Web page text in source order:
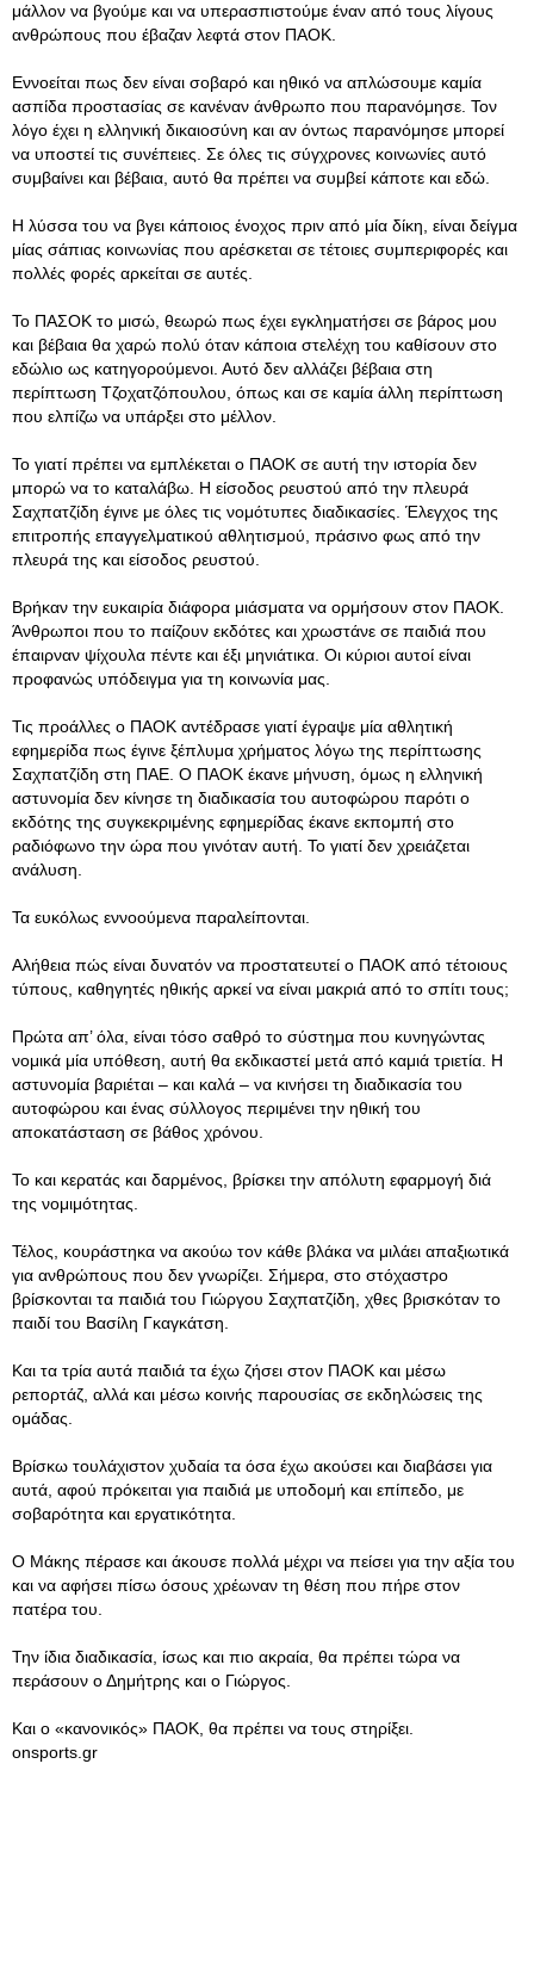
μάλλον να βγούμε και να υπερασπιστούμε έναν από τους λίγους
ανθρώπους που έβαζαν λεφτά στον ΠΑΟΚ.
Εννοείται πως δεν είναι σοβαρό και ηθικό να απλώσουμε καμία
ασπίδα προστασίας σε κανέναν άνθρωπο που παρανόμησε. Τον
λόγο έχει η ελληνική δικαιοσύνη και αν όντως παρανόμησε μπορεί
να υποστεί τις συνέπειες. Σε όλες τις σύγχρονες κοινωνίες αυτό
συμβαίνει και βέβαια, αυτό θα πρέπει να συμβεί κάποτε και εδώ.
Η λύσσα του να βγει κάποιος ένοχος πριν από μία δίκη, είναι δείγμα
μίας σάπιας κοινωνίας που αρέσκεται σε τέτοιες συμπεριφορές και
πολλές φορές αρκείται σε αυτές.
Το ΠΑΣΟΚ το μισώ, θεωρώ πως έχει εγκληματήσει σε βάρος μου
και βέβαια θα χαρώ πολύ όταν κάποια στελέχη του καθίσουν στο
εδώλιο ως κατηγορούμενοι. Αυτό δεν αλλάζει βέβαια στη
περίπτωση Τζοχατζόπουλου, όπως και σε καμία άλλη περίπτωση
που ελπίζω να υπάρξει στο μέλλον.
Το γιατί πρέπει να εμπλέκεται ο ΠΑΟΚ σε αυτή την ιστορία δεν
μπορώ να το καταλάβω. Η είσοδος ρευστού από την πλευρά
Σαχπατζίδη έγινε με όλες τις νομότυπες διαδικασίες. Έλεγχος της
επιτροπής επαγγελματικού αθλητισμού, πράσινο φως από την
πλευρά της και είσοδος ρευστού.
Βρήκαν την ευκαιρία διάφορα μιάσματα να ορμήσουν στον ΠΑΟΚ.
Άνθρωποι που το παίζουν εκδότες και χρωστάνε σε παιδιά που
έπαιρναν ψίχουλα πέντε και έξι μηνιάτικα. Οι κύριοι αυτοί είναι
προφανώς υπόδειγμα για τη κοινωνία μας.
Τις προάλλες ο ΠΑΟΚ αντέδρασε γιατί έγραψε μία αθλητική
εφημερίδα πως έγινε ξέπλυμα χρήματος λόγω της περίπτωσης
Σαχπατζίδη στη ΠΑΕ. Ο ΠΑΟΚ έκανε μήνυση, όμως η ελληνική
αστυνομία δεν κίνησε τη διαδικασία του αυτοφώρου παρότι ο
εκδότης της συγκεκριμένης εφημερίδας έκανε εκπομπή στο
ραδιόφωνο την ώρα που γινόταν αυτή. Το γιατί δεν χρειάζεται
ανάλυση.
Τα ευκόλως εννοούμενα παραλείπονται.
Αλήθεια πώς είναι δυνατόν να προστατευτεί ο ΠΑΟΚ από τέτοιους
τύπους, καθηγητές ηθικής αρκεί να είναι μακριά από το σπίτι τους;
Πρώτα απ’ όλα, είναι τόσο σαθρό το σύστημα που κυνηγώντας
νομικά μία υπόθεση, αυτή θα εκδικαστεί μετά από καμιά τριετία. Η
αστυνομία βαριέται – και καλά – να κινήσει τη διαδικασία του
αυτοφώρου και ένας σύλλογος περιμένει την ηθική του
αποκατάσταση σε βάθος χρόνου.
Το και κερατάς και δαρμένος, βρίσκει την απόλυτη εφαρμογή διά
της νομιμότητας.
Τέλος, κουράστηκα να ακούω τον κάθε βλάκα να μιλάει απαξιωτικά
για ανθρώπους που δεν γνωρίζει. Σήμερα, στο στόχαστρο
βρίσκονται τα παιδιά του Γιώργου Σαχπατζίδη, χθες βρισκόταν το
παιδί του Βασίλη Γκαγκάτση.
Και τα τρία αυτά παιδιά τα έχω ζήσει στον ΠΑΟΚ και μέσω
ρεπορτάζ, αλλά και μέσω κοινής παρουσίας σε εκδηλώσεις της
ομάδας.
Βρίσκω τουλάχιστον χυδαία τα όσα έχω ακούσει και διαβάσει για
αυτά, αφού πρόκειται για παιδιά με υποδομή και επίπεδο, με
σοβαρότητα και εργατικότητα.
Ο Μάκης πέρασε και άκουσε πολλά μέχρι να πείσει για την αξία του
και να αφήσει πίσω όσους χρέωναν τη θέση που πήρε στον
πατέρα του.
Την ίδια διαδικασία, ίσως και πιο ακραία, θα πρέπει τώρα να
περάσουν ο Δημήτρης και ο Γιώργος.
Και ο «κανονικός» ΠΑΟΚ, θα πρέπει να τους στηρίξει.
onsports.gr